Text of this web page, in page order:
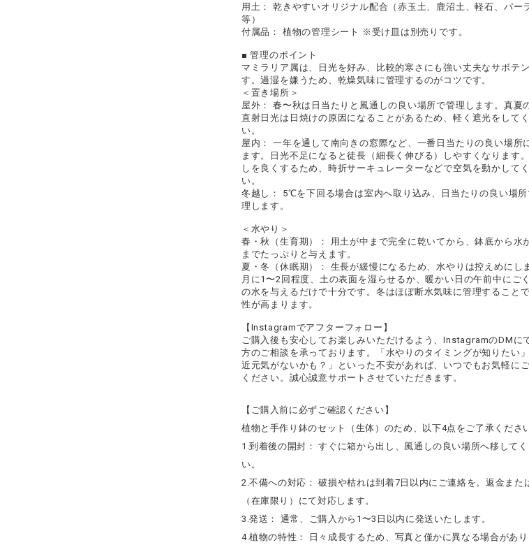
用土： 乾きやすいオリジナル配合（赤玉土、鹿沼土、軽石、パー
等）
付属品： 植物の管理シート ※受け皿は別売りです。
■ 管理のポイント
マミラリア属は、日光を好み、比較的寒さにも強い丈夫なサボテ
す。過湿を嫌うため、乾燥気味に管理するのがコツです。
＜置き場所＞
屋外： 春〜秋は日当たりと風通しの良い場所で管理します。真夏
直射日光は日焼けの原因になることがあるため、軽く遮光をして
い。
屋内： 一年を通して南向きの窓際など、一番日当たりの良い場所
ます。日光不足になると徒長（細長く伸びる）しやすくなります
しを良くするため、時折サーキュレーターなどで空気を動かして
い。
冬越し： 5℃を下回る場合は室内へ取り込み、日当たりの良い場
理します。
＜水やり＞
春・秋（生育期）： 用土が中まで完全に乾いてから、鉢底から水
までたっぷりと与えます。
夏・冬（休眠期）： 生長が緩慢になるため、水やりは控えめにし
月に1〜2回程度、土の表面を湿らせるか、暖かい日の午前中にご
の水を与えるだけで十分です。冬はほぼ断水気味に管理すること
性が高まります。
【Instagramでアフターフォロー】
ご購入後も安心してお楽しみいただけるよう、InstagramのDMに
方のご相談を承っております。「水やりのタイミングが知りたい
近元気がないかも？」といった不安があれば、いつでもお気軽に
ください。誠心誠意サポートさせていただきます。
【ご購入前に必ずご確認ください】
植物と手作り鉢のセット（生体）のため、以下4点をご了承くださ
1.到着後の開封： すぐに箱から出し、風通しの良い場所へ移して
い。
2.不備への対応： 破損や枯れは到着7日以内にご連絡を。返金また
（在庫限り）にて対応します。
3.発送： 通常、ご購入から1〜3日以内に発送いたします。
4.植物の特性： 日々成長するため、写真と僅かに異なる場合があ